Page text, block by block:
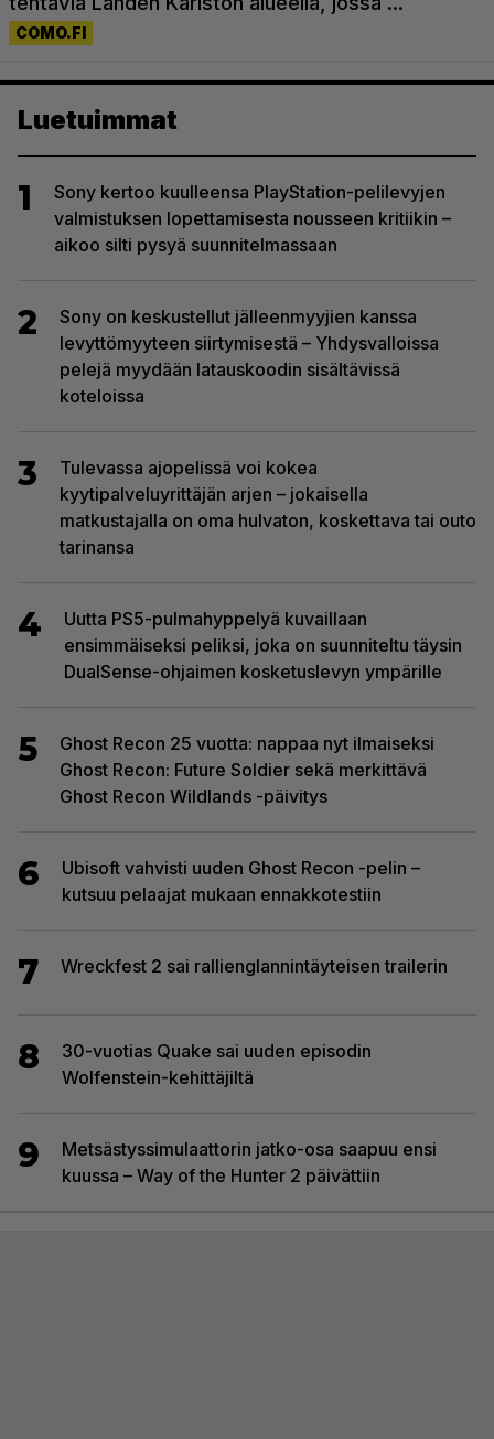
Luetuimmat
1
Sony kertoo kuulleensa PlayStation-pelilevyjen
valmistuksen lopettamisesta nousseen kritiikin –
aikoo silti pysyä suunnitelmassaan
2
Sony on keskustellut jälleenmyyjien kanssa
levyttömyyteen siirtymisestä – Yhdysvalloissa
pelejä myydään latauskoodin sisältävissä
koteloissa
3
Tulevassa ajopelissä voi kokea
kyytipalveluyrittäjän arjen – jokaisella
matkustajalla on oma hulvaton, koskettava tai outo
tarinansa
4
Uutta PS5-pulmahyppelyä kuvaillaan
ensimmäiseksi peliksi, joka on suunniteltu täysin
DualSense-ohjaimen kosketuslevyn ympärille
5
Ghost Recon 25 vuotta: nappaa nyt ilmaiseksi
Ghost Recon: Future Soldier sekä merkittävä
Ghost Recon Wildlands -päivitys
6
Ubisoft vahvisti uuden Ghost Recon -pelin –
kutsuu pelaajat mukaan ennakkotestiin
7 Wreckfest 2 sai rallienglannintäyteisen trailerin
8
30-vuotias Quake sai uuden episodin
Wolfenstein-kehittäjiltä
9
Metsästyssimulaattorin jatko-osa saapuu ensi
kuussa – Way of the Hunter 2 päivättiin